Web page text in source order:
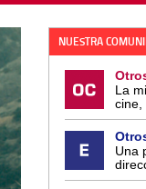
NUESTRA
La
cine,
Una